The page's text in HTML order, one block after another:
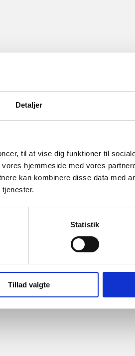
Detaljer
til at vise dig funktioner til
hjemmeside med vores
kan kombinere disse data med
Statistik
Tillad valgte